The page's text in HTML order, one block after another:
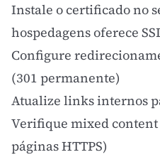
Instale o certificado no
hospedagensoferece
Configure
(301 permanente)
Atualize links internos
Verifique mixed content
páginas HTTPS)